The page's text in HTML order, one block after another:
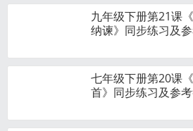
九年级下册第21课
纳谏》同步练习及
七年级下册第20课
首》同步练习及参